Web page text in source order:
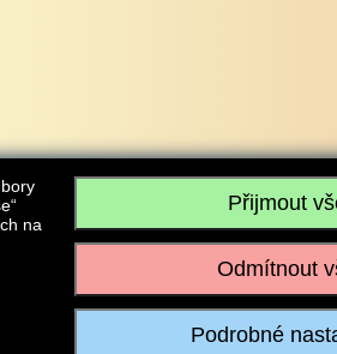
s.r.o., IČO: 28304845, se sídlem č.p. 17, 768 75 Loukov
Realizace:w-software.com
na